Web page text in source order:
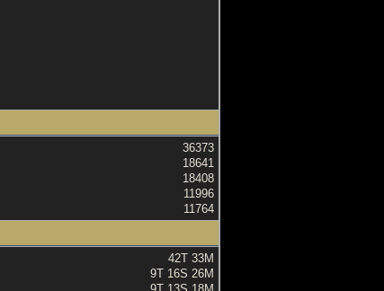
36373
18641
18408
11996
11764
42T 33M
9T 16S 26M